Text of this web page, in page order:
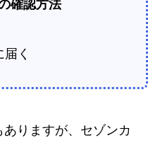
確認方法
く
りますが、セゾンカ